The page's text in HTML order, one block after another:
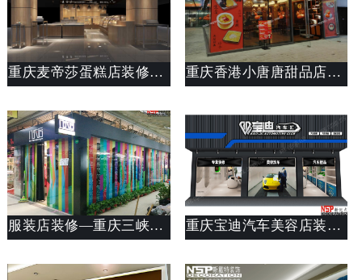
重庆麦帝莎蛋糕店装修案例（华福路店） 重庆香港小唐唐甜品店装修设计案例(图文)
服装店装修—重庆三峡广场八衣后服装店装修 重庆宝迪汽车美容店装修案例_250平汽车美容店设计说明_斯戴特工装公司